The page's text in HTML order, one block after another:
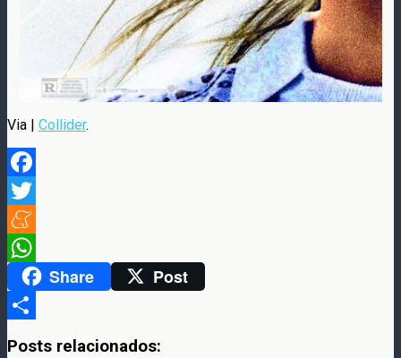
Via | Collider.
Facebook
Twitter
Meneame
WhatsAppShare Post
Posts relacionados: